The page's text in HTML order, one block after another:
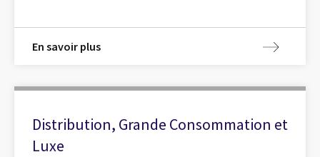
En savoir plus
Distribution, Grande Consommation et
Luxe